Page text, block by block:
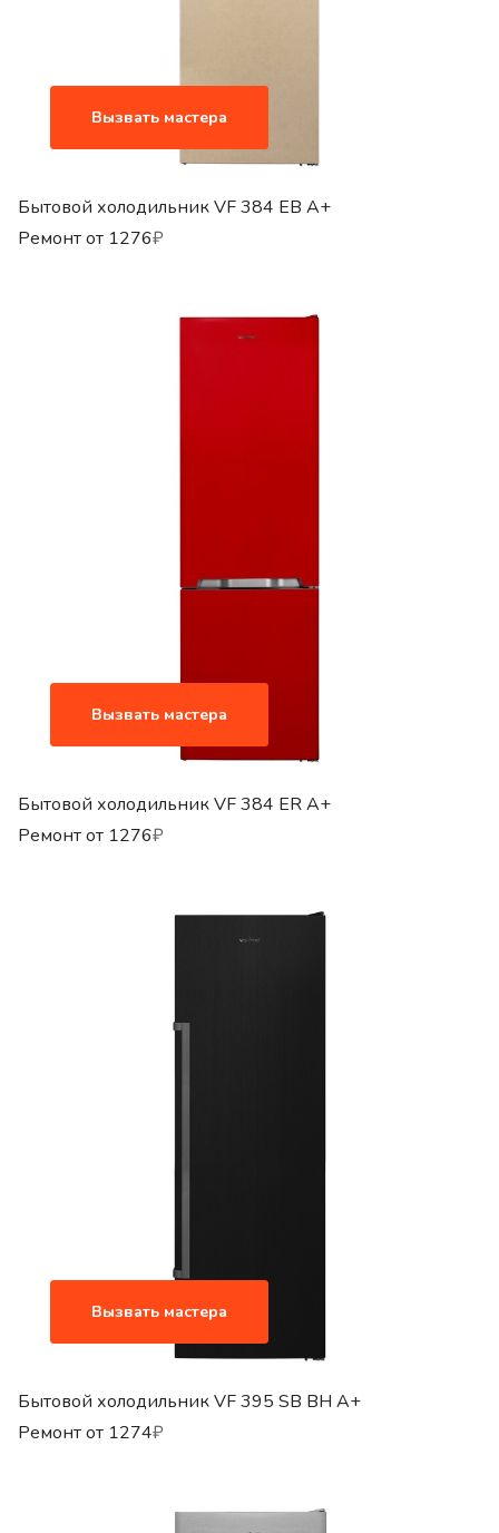
Вызвать мастера
Бытовой холодильник VF 384 EB A+
Ремонт от 1276₽
Вызвать мастера
Бытовой холодильник VF 384 ER A+
Ремонт от 1276₽
Вызвать мастера
Бытовой холодильник VF 395 SB BH A+
Ремонт от 1274₽